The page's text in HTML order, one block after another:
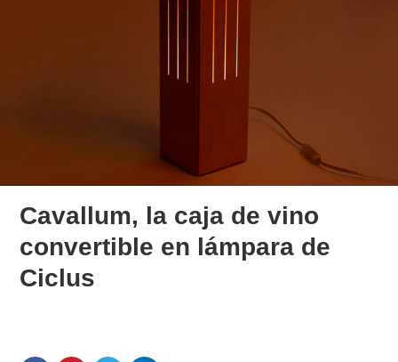
Cavallum, la caja de vino
convertible en lámpara de
Ciclus